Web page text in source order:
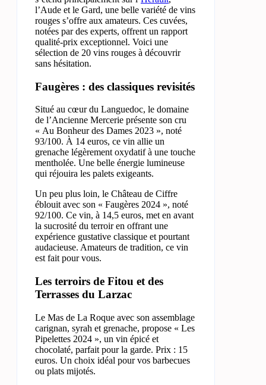
l’Aude et le Gard, une belle variété de vins
rouges s’offre aux amateurs. Ces cuvées,
notées par des experts, offrent un rapport
qualité-prix exceptionnel. Voici une
sélection de 20 vins rouges à découvrir
sans hésitation.
Faugères : des classiques revisités
Situé au cœur du Languedoc, le domaine
de l’Ancienne Mercerie présente son cru
« Au Bonheur des Dames 2023 », noté
93/100. À 14 euros, ce vin allie un
grenache légèrement oxydatif à une touche
mentholée. Une belle énergie lumineuse
qui réjouira les palets exigeants.
Un peu plus loin, le Château de Ciffre
éblouit avec son « Faugères 2024 », noté
92/100. Ce vin, à 14,5 euros, met en avant
la sucrosité du terroir en offrant une
expérience gustative classique et pourtant
audacieuse. Amateurs de tradition, ce vin
est fait pour vous.
Les terroirs de Fitou et des
Terrasses du Larzac
Le Mas de La Roque avec son assemblage
carignan, syrah et grenache, propose « Les
Pipelettes 2024 », un vin épicé et
chocolaté, parfait pour la garde. Prix : 15
euros. Un choix idéal pour vos barbecues
ou plats mijotés.